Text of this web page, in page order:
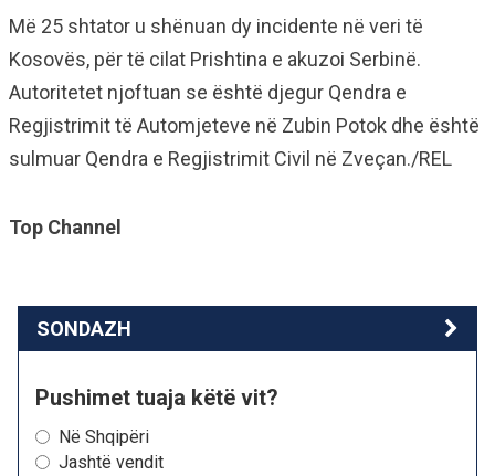
Më 25 shtator u shënuan dy incidente në veri të
Kosovës, për të cilat Prishtina e akuzoi Serbinë.
Autoritetet njoftuan se është djegur Qendra e
Regjistrimit të Automjeteve në Zubin Potok dhe është
sulmuar Qendra e Regjistrimit Civil në Zveçan./REL
Top Channel
SONDAZH
Pushimet tuaja këtë vit?
Në Shqipëri
Jashtë vendit